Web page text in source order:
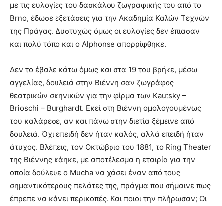
με τις ευλογίες του δασκάλου ζωγραφικής του από το
Brno, έδωσε εξετάσεις για την Ακαδημία Καλών Τεχνών
της Πράγας. Δυστυχώς όμως οι ευλογίες δεν έπιασαν
και πολύ τόπο και ο Alphonse απορρίφθηκε.
Δεν το έβαλε κάτω όμως και στα 19 του βρήκε, μέσω
αγγελίας, δουλειά στην Βιέννη σαν ζωγράφος
θεατρικών σκηνικών για την φίρμα των Kautsky –
Brioschi – Burghardt. Εκεί στη Βιέννη ομολογουμένως
του καλάρεσε, αν και πάνω στην διετία ξέμεινε από
δουλειά. Όχι επειδή δεν ήταν καλός, αλλά επειδή ήταν
άτυχος. Βλέπεις, τον Οκτώβριο του 1881, το Ring Theater
της Βιέννης κάηκε, με αποτέλεσμα η εταιρία για την
οποία δούλευε ο Mucha να χάσει έναν από τους
σημαντικότερους πελάτες της, πράγμα που σήμαινε πως
έπρεπε να κάνει περικοπές. Και ποιοι την πλήρωσαν; Οι